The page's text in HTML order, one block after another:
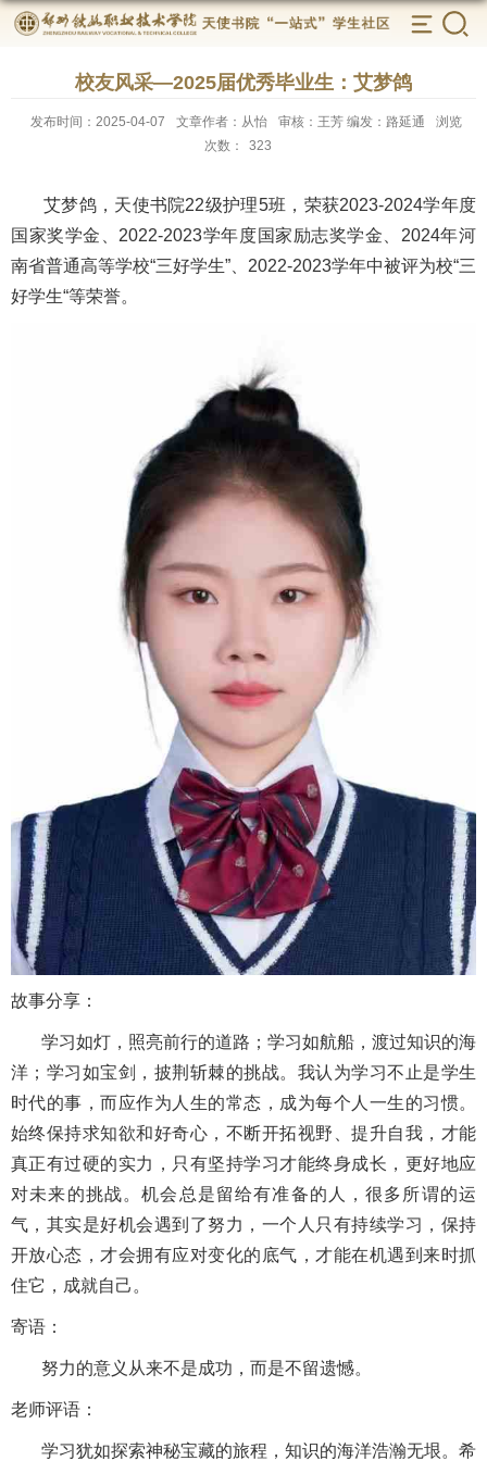
校友风采—2025届优秀毕业生：艾梦鸽
发布时间：2025-04-07 文章作者：从怡 审核：王芳 编发：路延通
浏览
次数：
323
艾梦鸽，天使书院22级护理5班，荣获2023-2024学年度
国家奖学金、2022-2023学年度国家励志奖学金、 2024年河
南省普通高等学校“三好学生”、 2022-2023学年中被评为校“三
好学生“等荣誉。
故事分享：
学习如灯，照亮前行的道路；学习如航船，渡过知识的海
洋；学习如宝剑，披荆斩棘的挑战。我认为学习不止是学生
时代的事，而应作为人生的常态，成为每个人一生的习惯。
始终保持求知欲和好奇心，不断开拓视野、提升自我，才能
真正有过硬的实力，只有坚持学习才能终身成长，更好地应
对未来的挑战。机会总是留给有准备的人，很多所谓的运
气，其实是好机会遇到了努力，一个人只有持续学习，保持
开放心态，才会拥有应对变化的底气，才能在机遇到来时抓
住它，成就自己。
寄语：
努力的意义从来不是成功，而是不留遗憾。
老师评语：
学习犹如探索神秘宝藏的旅程，知识的海洋浩瀚无垠。希